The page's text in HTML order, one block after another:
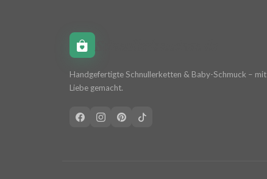
Handgefertigte Schnullerketten & Baby-Schmuck – mit
Liebe gemacht.